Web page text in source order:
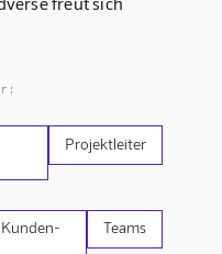
Projektleiter
Teams